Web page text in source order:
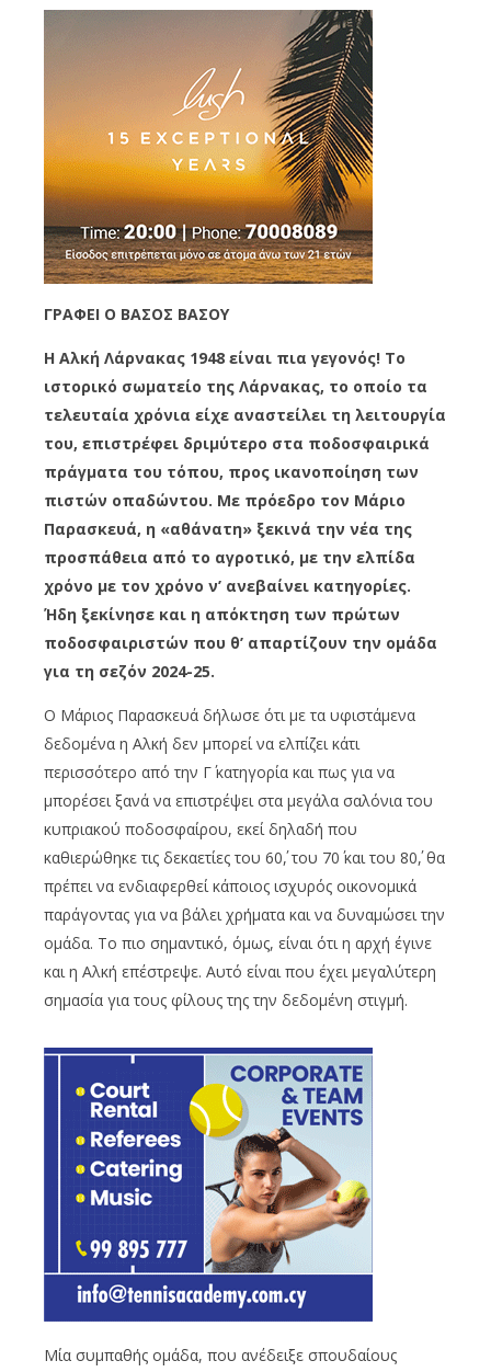
ΓΡΑΦΕΙ Ο ΒΑΣΟΣ ΒΑΣΟΥ
Η Αλκή Λάρνακας 1948 είναι πια γεγονός! Το
ιστορικό σωματείο της Λάρνακας, το οποίο τα
τελευταία χρόνια είχε αναστείλει τη λειτουργία
του, επιστρέφει δριμύτερο στα ποδοσφαιρικά
πράγματα του τόπου, προς ικανοποίηση των
πιστών οπαδώντου. Με πρόεδρο τον Μάριο
Παρασκευά, η «αθάνατη» ξεκινά την νέα της
προσπάθεια από το αγροτικό, με την ελπίδα
χρόνο με τον χρόνο ν’ ανεβαίνει κατηγορίες.
Ήδη ξεκίνησε και η απόκτηση των πρώτων
ποδοσφαιριστών που θ’ απαρτίζουν την ομάδα
για τη σεζόν 2024-25.
Ο Μάριος Παρασκευά δήλωσε ότι με τα υφιστάμενα
δεδομένα η Αλκή δεν μπορεί να ελπίζει κάτι
περισσότερο από την Γ΄ κατηγορία και πως για να
μπορέσει ξανά να επιστρέψει στα μεγάλα σαλόνια του
κυπριακού ποδοσφαίρου, εκεί δηλαδή που
καθιερώθηκε τις δεκαετίες του 60΄, του 70΄ και του 80΄, θα
πρέπει να ενδιαφερθεί κάποιος ισχυρός οικονομικά
παράγοντας για να βάλει χρήματα και να δυναμώσει την
ομάδα. Το πιο σημαντικό, όμως, είναι ότι η αρχή έγινε
και η Αλκή επέστρεψε. Αυτό είναι που έχει μεγαλύτερη
σημασία για τους φίλους της την δεδομένη στιγμή.
Μία συμπαθής ομάδα, που ανέδειξε σπουδαίους